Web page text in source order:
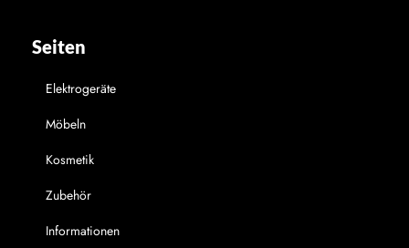
Seiten
Elektrogeräte
Möbeln
Kosmetik
Zubehör
Informationen